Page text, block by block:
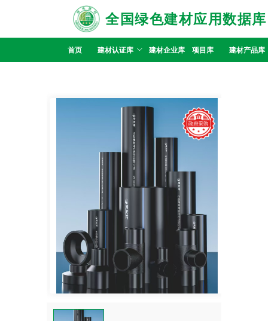
全国绿色建材应用数据库
首页 建材认证库 建材企业库 项目库 建材产品库